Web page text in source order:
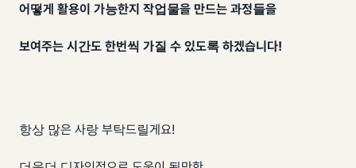
어떻게 활용이 가능한지 작업물을 만드는 과정들을
보여주는 시간도 한번씩 가질 수 있도록 하겠습니다!
항상 많은 사랑 부탁드릴게요!